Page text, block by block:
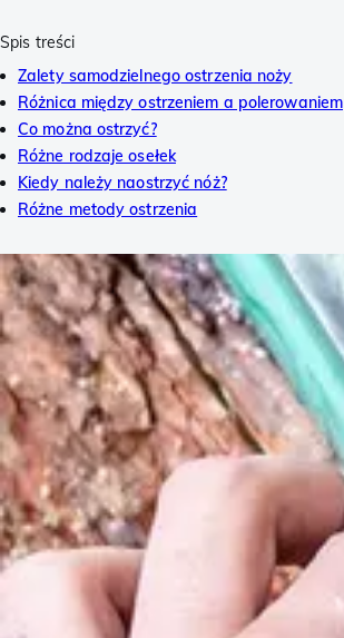
Spis treści
Zalety samodzielnego ostrzenia noży
Różnica między ostrzeniem a polerowaniem
Co można ostrzyć?
Różne rodzaje osełek
Kiedy należy naostrzyć nóż?
Różne metody ostrzenia